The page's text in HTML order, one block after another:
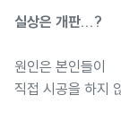
실상은 개판...?
원인은 본인들이
직접 시공을 하지